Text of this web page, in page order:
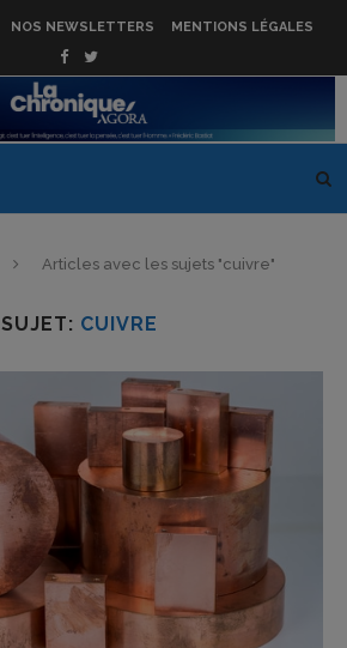
NOS NEWSLETTERS MENTIONS LÉGALES
Articles avec les sujets "cuivre"
SUJET: CUIVRE